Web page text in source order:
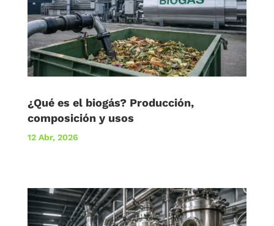
¿Qué es el biogás? Producción,
composición y usos
12 Abr, 2026